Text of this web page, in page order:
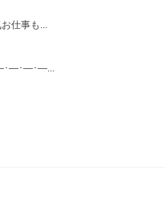
仕事も...
―･―･―･―...